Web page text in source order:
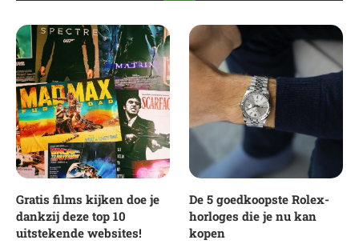
Gratis films kijken doe je
dankzij deze top 10
uitstekende websites!
De 5 goedkoopste Rolex-
horloges die je nu kan
kopen